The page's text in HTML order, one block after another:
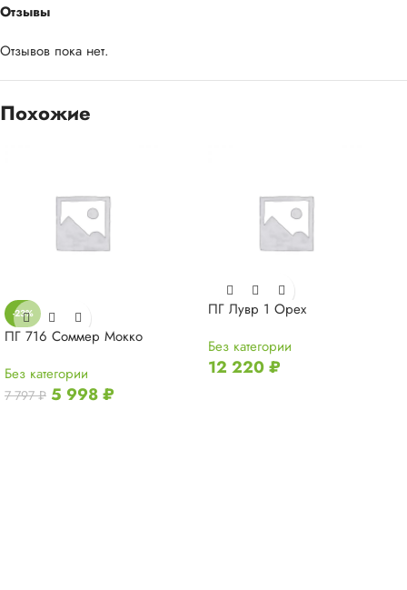
Отзывы
Отзывов пока нет.
Похожие
-23%
ПГ 716 Соммер Мокко
Без категории
7 797₽ 5 998₽
ПГ Лувр 1 Орех
Без категории
12 220₽